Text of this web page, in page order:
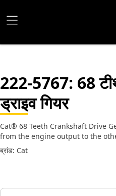
222-5767: 68
ड्राइव गियर
Cat® 68 Teeth Crankshaft Drive
from the engine output to the
ब्रांड: Cat